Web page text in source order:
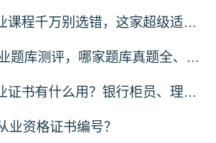
备考银行从业课程千万别选错，这家超级适合零基础，主要还实惠！
26年银行从业题库测评，哪家题库真题全、免费东西多？
考下银行从业证书有什么用？银行柜员、理财经理、客户经理是否强制持证？
业资格证书编号？